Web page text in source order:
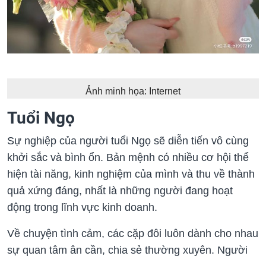
Ảnh minh họa: Internet
Tuổi Ngọ
Sự nghiệp của người tuổi Ngọ sẽ diễn tiến vô cùng
khởi sắc và bình ổn. Bản mệnh có nhiều cơ hội thể
hiện tài năng, kinh nghiệm của mình và thu về thành
quả xứng đáng, nhất là những người đang hoạt
động trong lĩnh vực kinh doanh.
Về chuyện tình cảm, các cặp đôi luôn dành cho nhau
sự quan tâm ân cần, chia sẻ thường xuyên. Người